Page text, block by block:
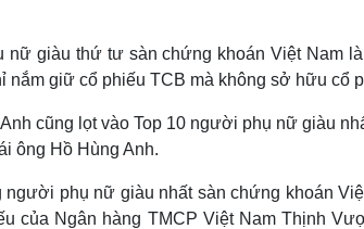
nữ giàu thứ tư sàn chứng khoán Việt Nam
nắm giữ cổ phiếu TCB mà không sở hữu cổ
cũng lọt vào Top 10 người phụ nữ giàu
ông Hồ Hùng Anh.
phụ nữ giàu nhất sàn chứng khoán
của Ngân hàng TMCP Việt Nam Thịnh